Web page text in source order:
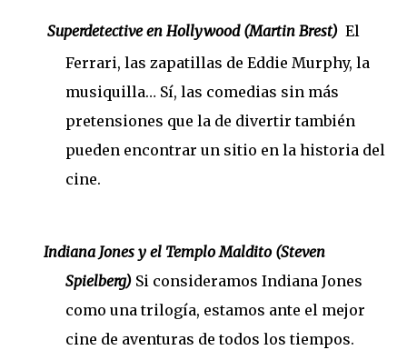
Superdetective en Hollywood (Martin Brest) El
Ferrari, las zapatillas de Eddie Murphy, la
musiquilla… Sí, las comedias sin más
pretensiones que la de divertir también
pueden encontrar un sitio en la historia del
cine.
Indiana Jones y el Templo Maldito (Steven
Spielberg) Si consideramos Indiana Jones
como una trilogía, estamos ante el mejor
cine de aventuras de todos los tiempos.